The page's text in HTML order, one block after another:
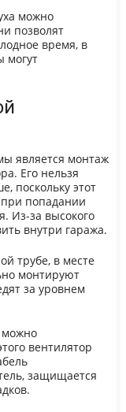
можно
позволят
время, в
могут
является монтаж
Его нельзя
поскольку этот
при попадании
Из-за высокого
внутри гаража.
трубе, в месте
монтируют
за уровнем
можно
вентилятор
защищается